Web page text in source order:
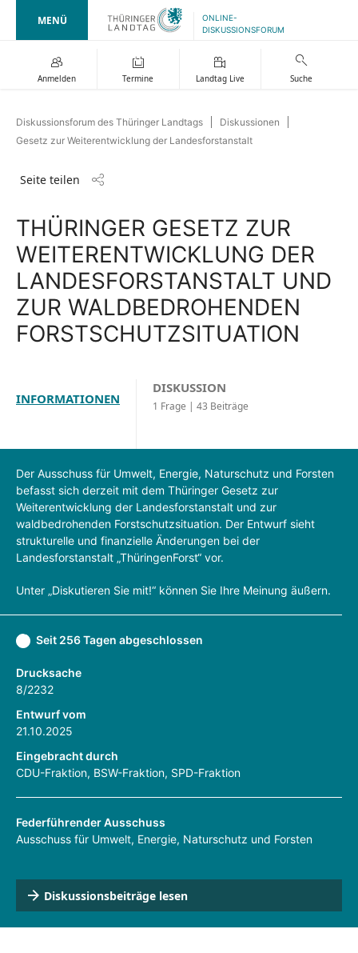
MENÜ
ONLINE-
DISKUSSIONSFORUM
Anmelden Termine Landtag Live Suche
Diskussionsforum des Thüringer Landtags
Diskussionen
Gesetz zur Weiterentwicklung der Landesforstanstalt
Seite teilen
THÜRINGER GESETZ ZUR
WEITERENTWICKLUNG DER
LANDESFORSTANSTALT UND
ZUR WALDBEDROHENDEN
FORSTSCHUTZSITUATION
INFORMATIONEN
DISKUSSION
1 Frage | 43 Beiträge
Der Ausschuss für Umwelt, Energie, Naturschutz und Forsten
befasst sich derzeit mit dem Thüringer Gesetz zur
Weiterentwicklung der Landesforstanstalt und zur
waldbedrohenden Forstschutzsituation. Der Entwurf sieht
strukturelle und finanzielle Änderungen bei der
Landesforstanstalt „ThüringenForst“ vor.
Unter „Diskutieren Sie mit!“ können Sie Ihre Meinung äußern.
Seit 256 Tagen abgeschlossen
Drucksache
8/2232
Entwurf vom
21.10.2025
Eingebracht durch
CDU-Fraktion, BSW-Fraktion, SPD-Fraktion
Federführender Ausschuss
Ausschuss für Umwelt, Energie, Naturschutz und Forsten
Diskussionsbeiträge lesen